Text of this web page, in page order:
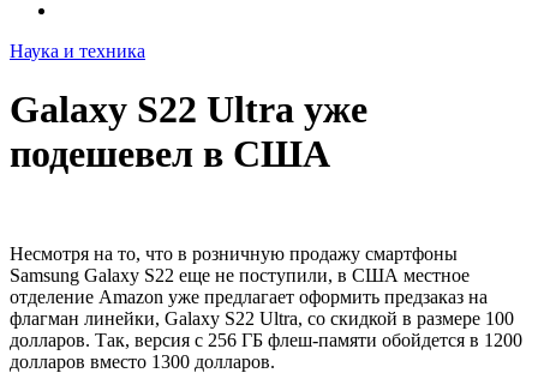
Наука и техника
Galaxy S22 Ultra уже
подешевел в США
Несмотря на то, что в розничную продажу смартфоны
Samsung Galaxy S22 еще не поступили, в США местное
отделение Amazon уже предлагает оформить предзаказ на
флагман линейки, Galaxy S22 Ultra, со скидкой в размере 100
долларов. Так, версия с 256 ГБ флеш-памяти обойдется в 1200
долларов вместо 1300 долларов.